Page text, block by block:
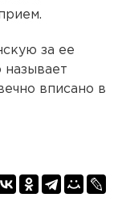
за ее
называет
вписано в